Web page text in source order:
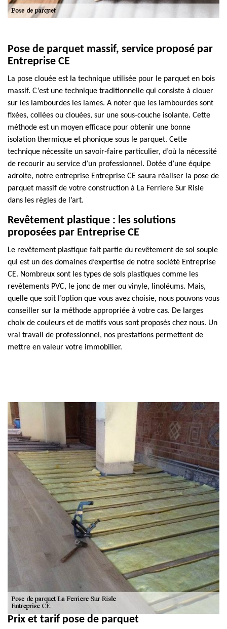
Pose de parquet massif, service proposé par
Entreprise CE
La pose clouée est la technique utilisée pour le parquet en bois
massif. C’est une technique traditionnelle qui consiste à clouer
sur les lambourdes les lames. A noter que les lambourdes sont
fixées, collées ou clouées, sur une sous-couche isolante. Cette
méthode est un moyen efficace pour obtenir une bonne
isolation thermique et phonique sous le parquet. Cette
technique nécessite un savoir-faire particulier, d’où la nécessité
de recourir au service d’un professionnel. Dotée d’une équipe
adroite, notre entreprise Entreprise CE saura réaliser la pose de
parquet massif de votre construction à La Ferriere Sur Risle
dans les règles de l’art.
Revêtement plastique : les solutions
proposées par Entreprise CE
Le revêtement plastique fait partie du revêtement de sol souple
qui est un des domaines d’expertise de notre société Entreprise
CE. Nombreux sont les types de sols plastiques comme les
revêtements PVC, le jonc de mer ou vinyle, linoléums. Mais,
quelle que soit l’option que vous avez choisie, nous pouvons vous
conseiller sur la méthode appropriée à votre cas. De larges
choix de couleurs et de motifs vous sont proposés chez nous. Un
vrai travail de professionnel, nos prestations permettent de
mettre en valeur votre immobilier.
Prix et tarif pose de parquet